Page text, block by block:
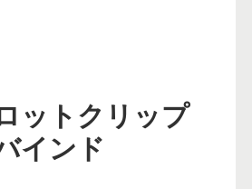
ットクリップ
インド